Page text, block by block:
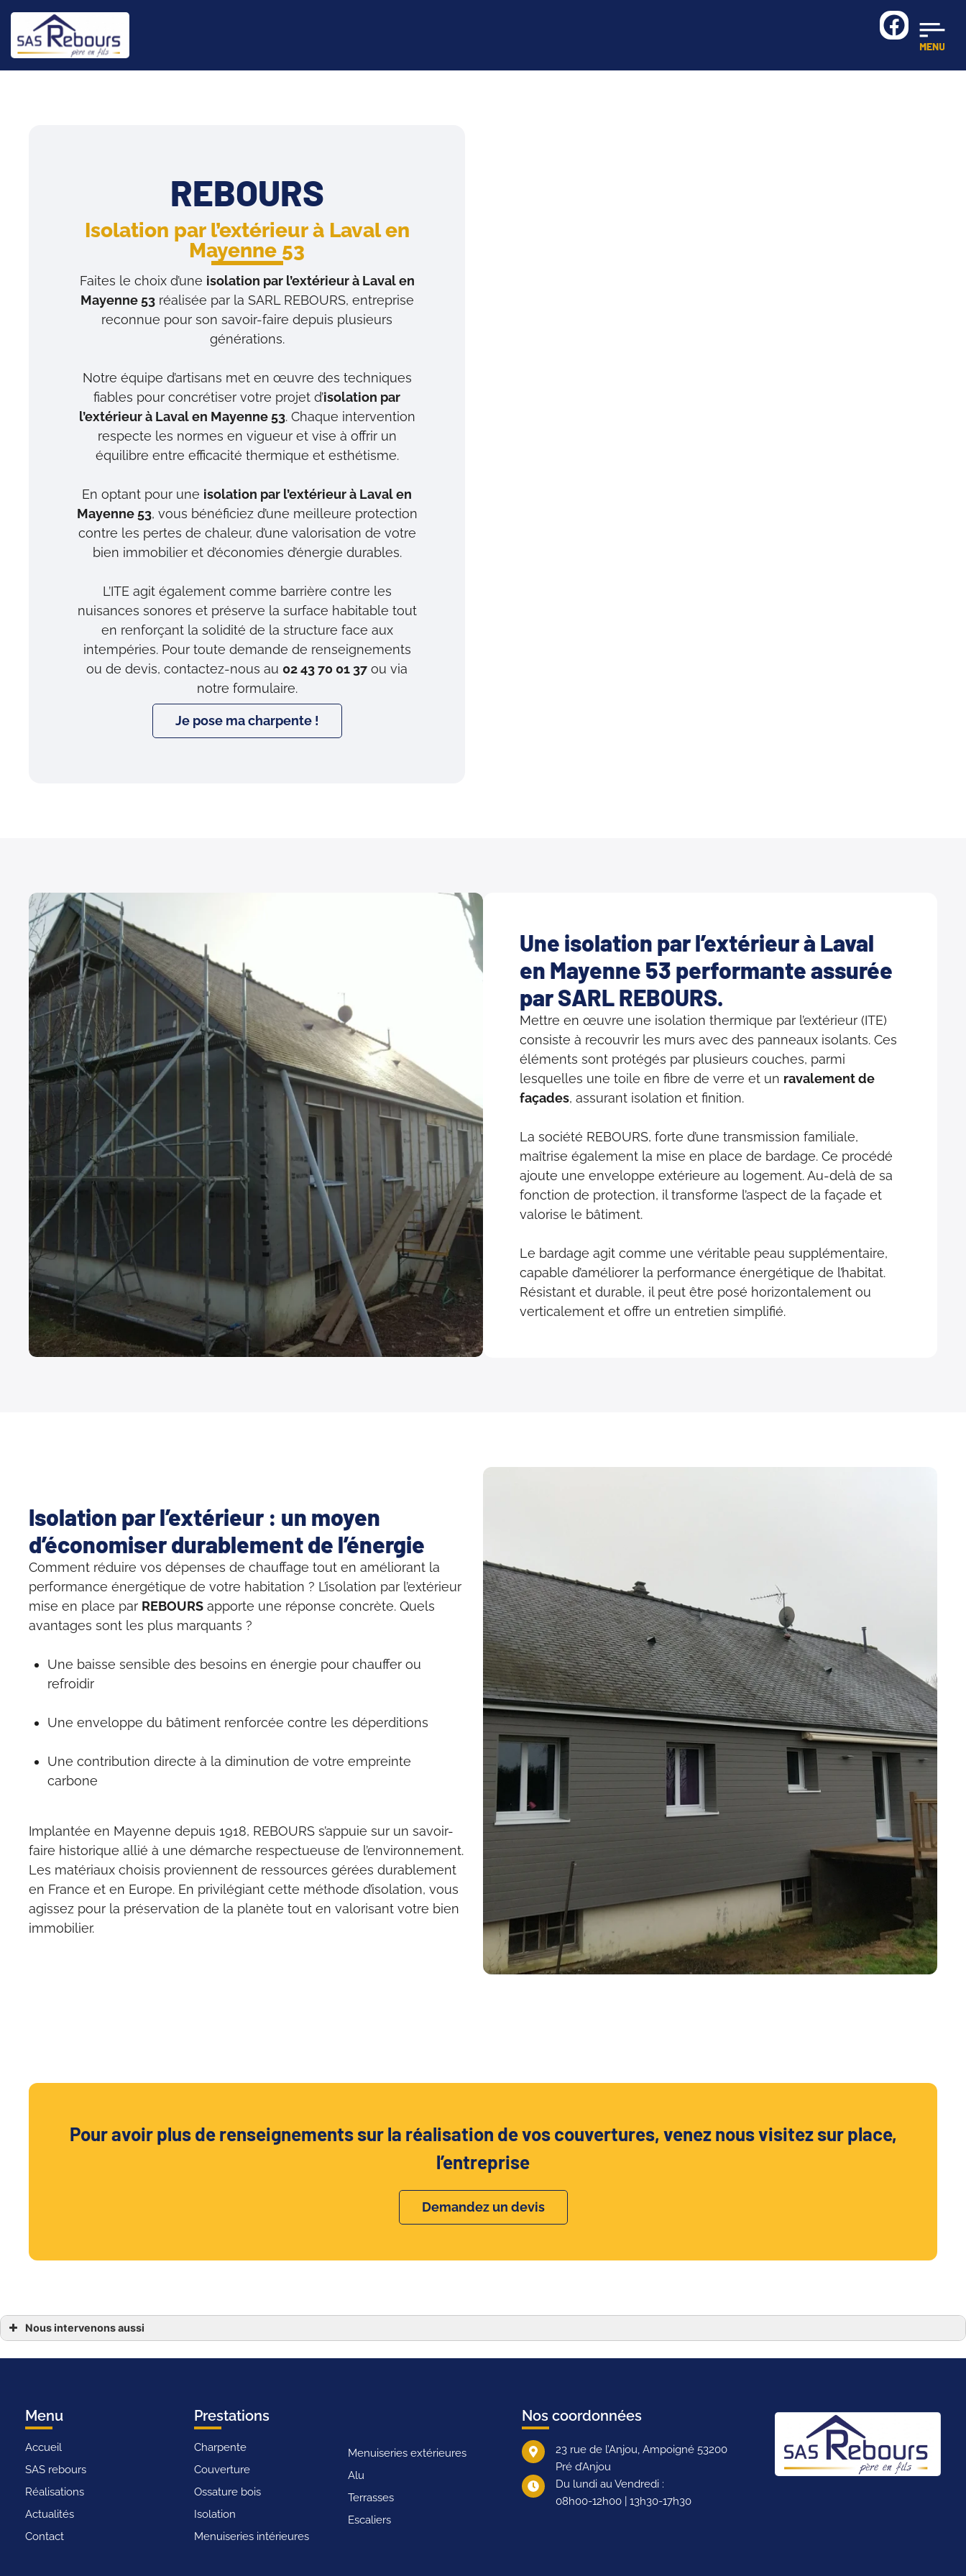
REBOURS
Isolation par l’extérieur à Laval en
Mayenne 53
Faites le choix d’une isolation par l’extérieur à Laval en
Mayenne 53réalisée par la SARL REBOURS, entreprise
reconnue pour son savoir-faire depuis plusieurs
générations.
Notre équipe d’artisans met en œuvre des techniques
fiables pour concrétiser votre projet d’isolation par
l’extérieur à Laval en Mayenne 53. Chaque intervention
respecte les normes en vigueur et vise à offrir un
équilibre entre efficacité thermique et esthétisme.
En optant pour une isolation par l’extérieur à Laval en
Mayenne 53, vous bénéficiez d’une meilleure protection
contre les pertes de chaleur, d’une valorisation de votre
bien immobilier et d’économies d’énergie durables.
L’ITE agit également comme barrière contre les
nuisances sonores et préserve la surface habitable tout
en renforçant la solidité de la structure face aux
intempéries. Pour toute demande de renseignements
ou de devis, contactez-nous au 02 43 70 01 37 ou via
notre formulaire.
Je pose ma charpente !
Une isolation par l’extérieur à Laval
en Mayenne 53 performante assurée
par SARL REBOURS.
Mettre en œuvre une isolation thermique par l’extérieur (ITE)
consiste à recouvrir les murs avec des panneaux isolants. Ces
éléments sont protégés par plusieurs couches, parmi
lesquelles une toile en fibre de verre et un ravalement de
façades, assurant isolation et finition.
La société REBOURS, forte d’une transmission familiale,
maîtrise également la mise en place de bardage. Ce procédé
ajoute une enveloppe extérieure au logement. Au-delà de sa
fonction de protection, il transforme l’aspect de la façade et
valorise le bâtiment.
Le bardage agit comme une véritable peau supplémentaire,
capable d’améliorer la performance énergétique de l’habitat.
Résistant et durable, il peut être posé horizontalement ou
verticalement et offre un entretien simplifié.
Isolation par l’extérieur : un moyen
d’économiser durablement de l’énergie
Comment réduire vos dépenses de chauffage tout en améliorant la
performance énergétique de votre habitation ? L’isolation par l’extérieur
mise en place par REBOURS apporte une réponse concrète. Quels
avantages sont les plus marquants ?
Une baisse sensible des besoins en énergie pour chauffer ou
refroidir
Une enveloppe du bâtiment renforcée contre les déperditions
Une contribution directe à la diminution de votre empreinte
carbone
Implantée en Mayenne depuis 1918, REBOURS s’appuie sur un savoir-
faire historique allié à une démarche respectueuse de l’environnement.
Les matériaux choisis proviennent de ressources gérées durablement
en France et en Europe. En privilégiant cette méthode d’isolation, vous
agissez pour la préservation de la planète tout en valorisant votre bien
immobilier.
Pour avoir plus de renseignements sur la réalisation de vos couvertures, venez nous visitez sur place,
l’entreprise
Demandez un devis
Nous intervenons aussi
isolation par l exterieur lion dangers en maine
isolation par l exterieur loire 49
Menu
Accueil
SAS rebours
Réalisations
Actualités
Contact
Prestations
Charpente
Couverture
Ossature bois
Isolation
Menuiseries intérieures
Menuiseries extérieures
Alu
Terrasses
Escaliers
Nos coordonnées
23 rue de l’Anjou, Ampoigné 53200
Pré d’Anjou
Du lundi au Vendredi :
08h00-12h00 | 13h30-17h30